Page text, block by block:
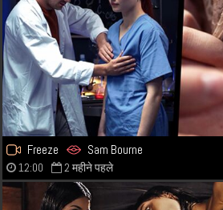
Freeze Sam Bourne
12:00 2 महीने पहले